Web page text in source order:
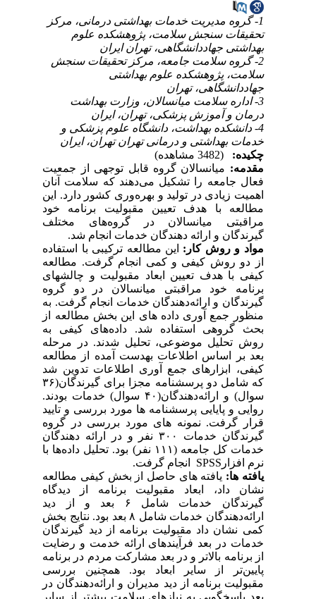
1- گروه مدیریت خدمات بهداشتی درمانی، مرکز
تحقیقات سنجش سلامت، پژوهشکده علوم
بهداشتی جهاددانشگاهی، تهران ایران
2- گروه سلامت جامعه، مرکز تحقیقات سنجش
سلامت، پژوهشکده علوم بهداشتی
جهاددانشگاهی، تهران
3- اداره سلامت میانسالان، وزارت بهداشت
درمان و آموزش پزشکی، تهران، ایران
4- دانشکده بهداشت، دانشگاه علوم پزشکی و
خدمات بهداشتی و درمانی تهران تهران، ایران
چکیده:
مقدمه:میانسالان گروه قابل توجهی از جمعیت
فعال جامعه را تشکیل می‌دهند که سلامت آنان
اهمیت زیادی در تولید و بهره‌وری کشور دارد. این
مطالعه با هدف تعیین مقبولیت برنامه خود
مراقبتی میانسالان در گروه‌های مختلف
گیرندگان و ارائه دهندگان خدمات انجام شد.
مواد و روش کار: این مطالعه ترکیبی با استفاده
از دو روش کیفی و کمی انجام گرفت. مطالعه
کیفی با هدف تعیین ابعاد مقبولیت و چالش­های
برنامه خود مراقبتی میانسالان در دو گروه‌
گیرندگان و ارائه‌دهندگان خدمات انجام گرفت. به
منظور جمع آوری داده های این بخش مطالعه از
بحث گروهی استفاده شد. داده‌های کیفی به
روش تحلیل موضوعی، تحلیل شدند. در مرحله
بعد بر اساس اطلاعات به­دست آمده از مطالعه
کیفی، ابزارهای جمع آوری اطلاعات تدوین شد
که شامل دو پرسشنامه مجزا برای گیرندگان(۳۶
سوال) و ارائه‌دهندگان(۴۰ سوال) خدمات بودند.
روایی و پایایی پرسشنامه ها مورد بررسی و تایید
قرار گرفت. نمونه های مورد بررسی در گروه
گیرندگان خدمات ۳۰۰ نفر و در ارائه دهندگان
خدمات کل جامعه (۱۱۱ نفر) بود. تحلیل داده‌ها با
نرم افزارSPSS انجام گرفت.
یافته ها:یافته های حاصل از بخش کیفی مطالعه
نشان داد، ابعاد مقبولیت برنامه از دیدگاه
گیرندگان خدمات شامل ۶ بعد و از دید
ارائه‌دهندگان خدمات شامل ۸ بعد بود. نتایج بخش
کمی نشان داد مقبولیت برنامه از دید گیرندگان
خدمات در بعد فرآیندهای ارائه خدمت و رضایت
از برنامه بالاتر و در بعد مشارکت مردم در برنامه
پایین‌تر از سایر ابعاد بود. همچنین بررسی
مقبولیت برنامه از دید مدیران و ارائه‌دهندگان در
بعد پاسخگویی به نیازهای سلامت بیشتر از سایر